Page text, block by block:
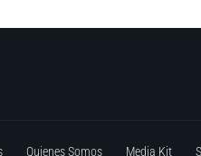
Quienes Somos Media Kit